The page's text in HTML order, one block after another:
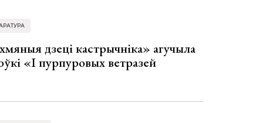
дзеці кастрычніка» агучыла
«І пурпуровых ветразей